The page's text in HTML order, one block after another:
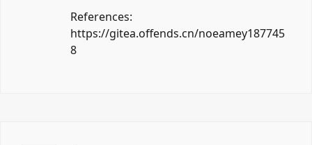
References:
https://gitea.offends.cn/noeamey187745
8